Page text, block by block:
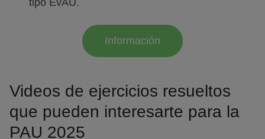
tipo EvAU.
Información
Videos de ejercicios resueltos
que pueden interesarte para la
PAU 2025